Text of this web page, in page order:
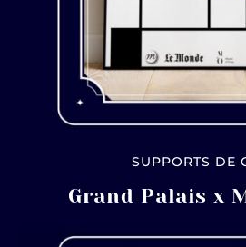
SUPPORTS DE
Grand Palais x